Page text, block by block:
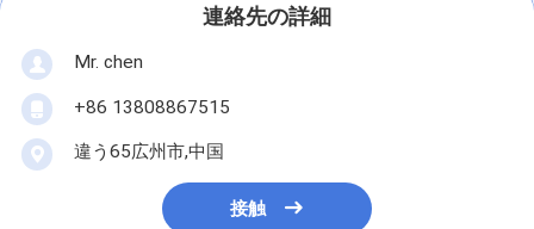
連絡先の詳細
Mr. chen
+86 13808867515
違う65広州市,中国
接触